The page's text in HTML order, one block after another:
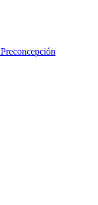
Preconcepción